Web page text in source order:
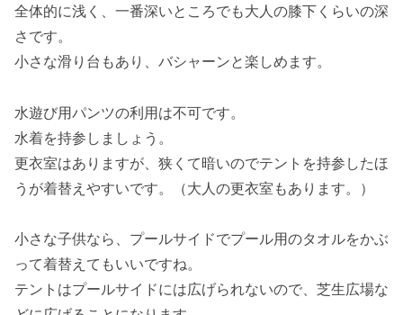
全体的に浅く、一番深いところでも大人の膝下くらいの深
さです。
小さな滑り台もあり、バシャーンと楽しめます。
水遊び用パンツの利用は不可です。
水着を持参しましょう。
更衣室はありますが、狭くて暗いのでテントを持参したほ
うが着替えやすいです。（大人の更衣室もあります。）
小さな子供なら、プールサイドでプール用のタオルをかぶ
って着替えてもいいですね。
テントはプールサイドには広げられないので、芝生広場な